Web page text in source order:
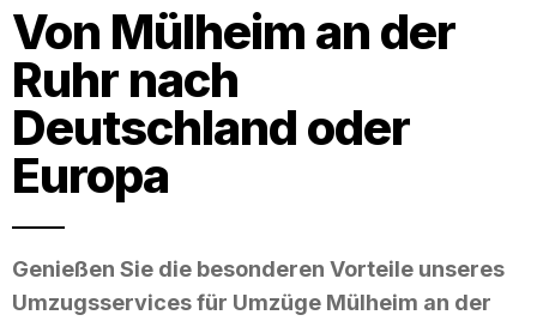
Von Mülheim an der
Ruhr nach
Deutschland oder
Europa
Genießen Sie die besonderen Vorteile unseres
Umzugsservices für Umzüge Mülheim an der